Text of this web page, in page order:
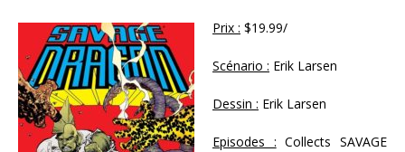
Prix : $19.99/
Scénario : Erik Larsen
Dessin : Erik Larsen
Episodes : Collects SAVAGE